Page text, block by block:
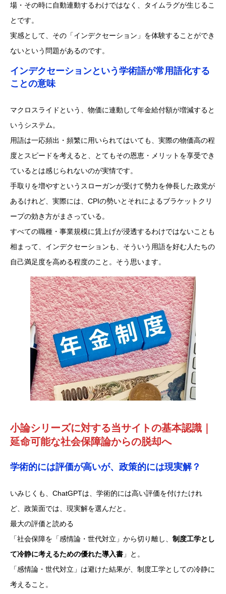
場・その時に自動連動するわけではなく、タイムラグが生じるこ
とです。
実感として、その「インデクセーション」を体験することができ
ないという問題があるのです。
インデクセーションという学術語が常用語化する
ことの意味
マクロスライドという、物価に連動して年金給付額が増減すると
いうシステム。
用語は一応頻出・頻繁に用いられてはいても、実際の物価高の程
度とスピードを考えると、とてもその恩恵・メリットを享受でき
ているとは感じられないのが実情です。
手取りを増やすというスローガンが受けて勢力を伸長した政党が
あるけれど、実際には、CPIの勢いとそれによるブラケットクリ
ープの効き方がまさっている。
すべての職種・事業規模に賃上げが浸透するわけではないことも
相まって、インデクセーションも、そういう用語を好む人たちの
自己満足度を高める程度のこと。そう思います。
小論シリーズに対する当サイトの基本認識｜
延命可能な社会保障論からの脱却へ
学術的には評価が高いが、政策的には現実解？
いみじくも、ChatGPTは、学術的には高い評価を付けたけれ
ど、政策面では、現実解を選んだと。
最大の評価と読める
「社会保障を「感情論・世代対立」から切り離し、 制度工学とし
て冷静に考えるための優れた導入書 」と。
「感情論・世代対立」は避けた結果が、制度工学としての冷静に
考えること。